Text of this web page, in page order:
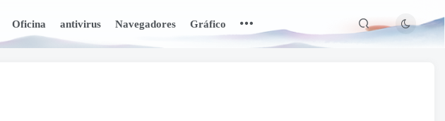
Oficina antivirus Navegadores Gráfico